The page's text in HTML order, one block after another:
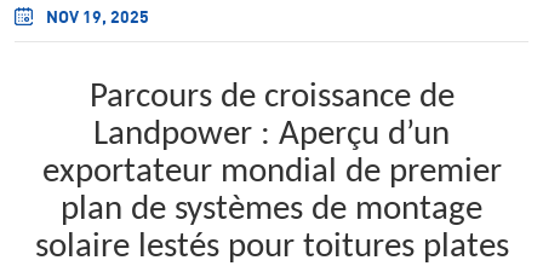
NOV 19, 2025
Parcours de croissance de
Landpower : Aperçu d’un
exportateur mondial de premier
plan de systèmes de montage
solaire lestés pour toitures plates